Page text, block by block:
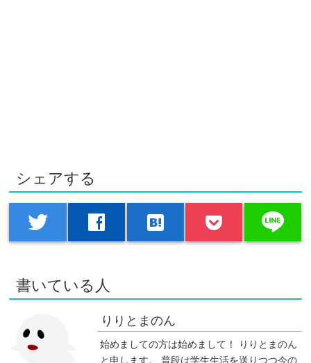
シェアする
twitter facebook hatenabookmark line
書いている人
りりとまのん
始めましての方は始めまして！ りりとまのん
と申します。 普段は学生生活を送りつつ今の